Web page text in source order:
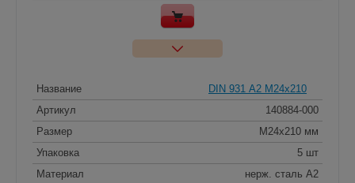
Название
DIN 931 А2 M24x210
Артикул
140884-000
Размер
M24x210 мм
Упаковка
5 шт
Материал
нерж. сталь A2